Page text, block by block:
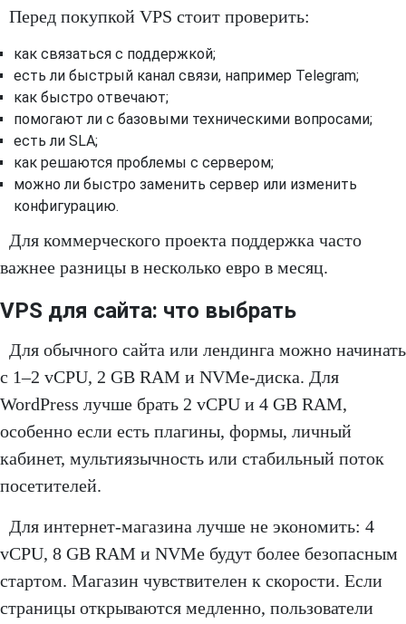
Перед покупкой VPS стоит проверить:
как связаться с поддержкой;
есть ли быстрый канал связи, например Telegram;
как быстро отвечают;
помогают ли с базовыми техническими вопросами;
есть ли SLA;
как решаются проблемы с сервером;
можно ли быстро заменить сервер или изменить
конфигурацию.
Для коммерческого проекта поддержка часто
важнее разницы в несколько евро в месяц.
VPS для сайта: что выбрать
Для обычного сайта или лендинга можно начинать
с 1–2 vCPU, 2 GB RAM и NVMe-диска. Для
WordPress лучше брать 2 vCPU и 4 GB RAM,
особенно если есть плагины, формы, личный
кабинет, мультиязычность или стабильный поток
посетителей.
Для интернет-магазина лучше не экономить: 4
vCPU, 8 GB RAM и NVMe будут более безопасным
стартом. Магазин чувствителен к скорости. Если
страницы открываются медленно, пользователи